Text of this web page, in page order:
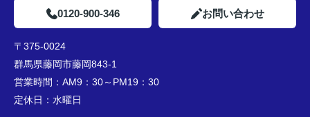
0120-900-346 お問い合わせ
〒375-0024
群馬県藤岡市藤岡843-1
営業時間： AM9：30～PM19：30
定休日： 水曜日